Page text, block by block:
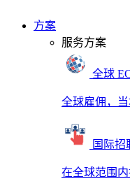
方案
服务方案
全球
全球雇佣，当
国际招
在全球范围内